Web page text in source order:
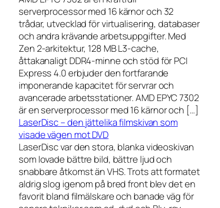
serverprocessor med 16 kärnor och 32
trådar, utvecklad för virtualisering, databaser
och andra krävande arbetsuppgifter. Med
Zen 2-arkitektur, 128 MB L3-cache,
åttakanaligt DDR4-minne och stöd för PCI
Express 4.0 erbjuder den fortfarande
imponerande kapacitet för servrar och
avancerade arbetsstationer. AMD EPYC 7302
är en serverprocessor med 16 kärnor och […]
LaserDisc – den jättelika filmskivan som
visade vägen mot DVD
LaserDisc var den stora, blanka videoskivan
som lovade bättre bild, bättre ljud och
snabbare åtkomst än VHS. Trots att formatet
aldrig slog igenom på bred front blev det en
favorit bland filmälskare och banade väg för